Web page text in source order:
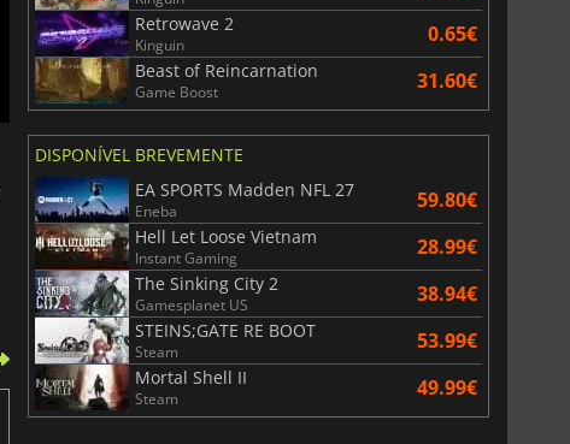
Retrowave 2
Kinguin 0.65€
Beast of Reincarnation
Game Boost 31.60€
DISPONÍVEL BREVEMENTE
EA SPORTS Madden NFL 27
Eneba 59.80€
Hell Let Loose Vietnam
Instant Gaming 28.99€
The Sinking City 2
Gamesplanet US 38.94€
STEINS;GATE RE BOOT
Steam 53.99€
Mortal Shell II
Steam 49.99€